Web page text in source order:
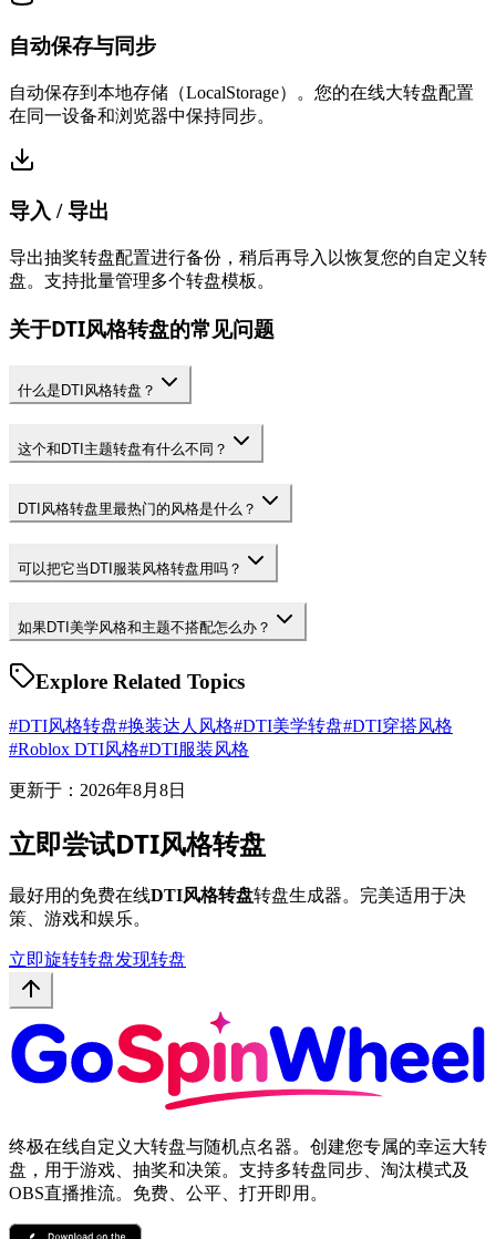
自动保存与同步
自动保存到本地存储（LocalStorage）。您的在线大转盘配置
在同一设备和浏览器中保持同步。
导入 / 导出
导出抽奖转盘配置进行备份，稍后再导入以恢复您的自定义转
盘。支持批量管理多个转盘模板。
关于DTI风格转盘的常见问题
什么是DTI风格转盘？
这个和DTI主题转盘有什么不同？
DTI风格转盘里最热门的风格是什么？
可以把它当DTI服装风格转盘用吗？
如果DTI美学风格和主题不搭配怎么办？
Explore Related Topics
#DTI风格转盘#换装达人风格#DTI美学转盘#DTI穿搭风格
#Roblox DTI风格#DTI服装风格
更新于：2026年8月8日
立即尝试DTI风格转盘
最好用的免费在线DTI风格转盘转盘生成器。完美适用于决
策、游戏和娱乐。
立即旋转转盘发现转盘
终极在线自定义大转盘与随机点名器。创建您专属的幸运大转
盘，用于游戏、抽奖和决策。支持多转盘同步、淘汰模式及
OBS直播推流。免费、公平、打开即用。